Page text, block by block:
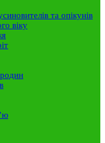
та опікунів
віку